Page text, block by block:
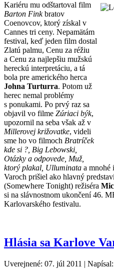
Kariéru mu odštartoval film
Barton Finkbratov
Coenovcov, ktorý získal v
Cannes tri ceny. Nepamätám
festival, keď jeden film dostal
Zlatú palmu, Cenu za réžiu
a Cenu za najlepšiu mužskú
hereckú interpretáciu, a tá
bola pre amerického herca
Johna Turturra. Potom už
herec nemal problémy
s ponukami. Po prvý raz sa
objavil vo filme Zúriaci býk,
upozornil na seba však až v
Millerovej križovatke, videli
sme ho vo filmoch Bratríček
kde si ?, Big Lebowski,
Otázky a odpovede, Muž,
ktorý plakal, Ulluminata a
Varoch prišiel ako hlavný
(Somewhere Tonight) režiséra
si na slávnostnom ukončení 46.
Karlovarského festivalu.
Hlásia sa Karlove
Uverejnené: 07. júl 2011 |